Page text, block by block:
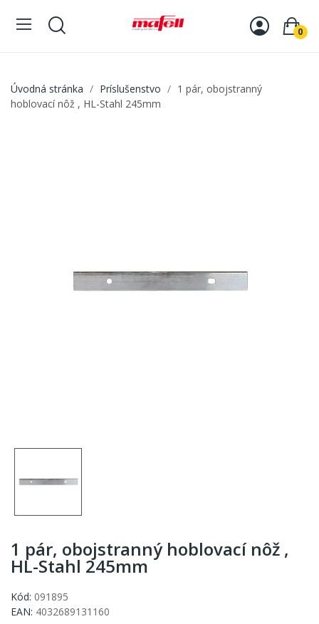
0
Úvodná stránka Príslušenstvo
1 pár, obojstranný
hoblovací nôž , HL-Stahl 245mm
1 pár, obojstranný hoblovací nôž ,
HL-Stahl 245mm
Kód: 091895
EAN: 4032689131160